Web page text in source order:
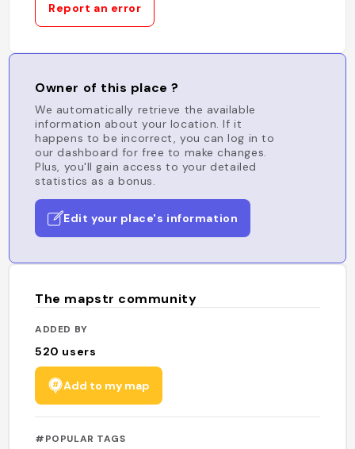
Report an error
Owner of this place ?
We automatically retrieve the available
information about your location. If it
happens to be incorrect, you can log in to
our dashboard for free to make changes.
Plus, you'll gain access to your detailed
statistics as a bonus.
Edit your place's information
The mapstr community
ADDED BY
520 users
Add to my map
#POPULAR TAGS